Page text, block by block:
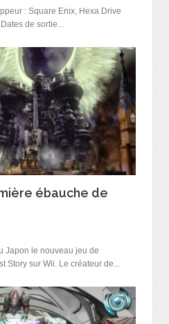
: Square Enix, Hexa Drive
de sortie...
ébauche de
Japon le nouveau jeu de
Story sur Wii. Le créateur de...